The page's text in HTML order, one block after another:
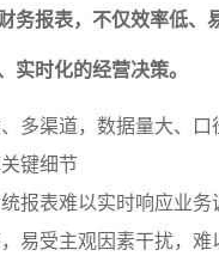
务报表，不仅效率低、
实时化的经营决策。
多渠道，数据量大、口
键细节
报表难以实时响应业务
易受主观因素干扰，难